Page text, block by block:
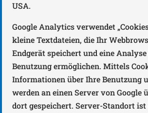
USA.
Google Analytics verwendet
kleine Textdateien, die Ihr
Endgerät speichert und eine
Benutzung ermöglichen. Mittels
Informationen über Ihre Benutzung
werden an einen Server von Google
dort gespeichert. Server-Standort